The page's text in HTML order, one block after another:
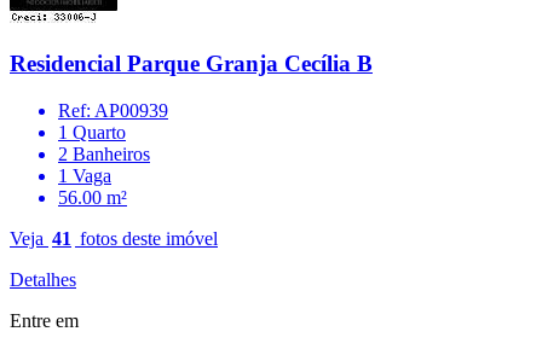
Residencial Parque Granja Cecília B
Ref: AP00939
1 Quarto
2 Banheiros
1 Vaga
56.00 m²
Veja 41 fotos deste imóvel
Detalhes
Entre em